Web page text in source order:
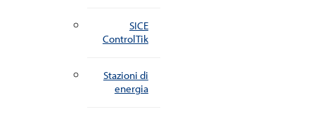
SICE
ControlTik
Stazioni di
energia